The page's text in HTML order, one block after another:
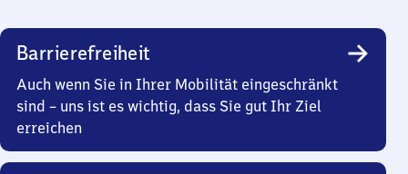
Barrierefreiheit
Auch wenn Sie in Ihrer Mobilität eingeschränkt
sind – uns ist es wichtig, dass Sie gut Ihr Ziel
erreichen